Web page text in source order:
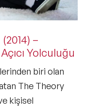
–
Yolculuğu
biri olan
The Theory
kişisel